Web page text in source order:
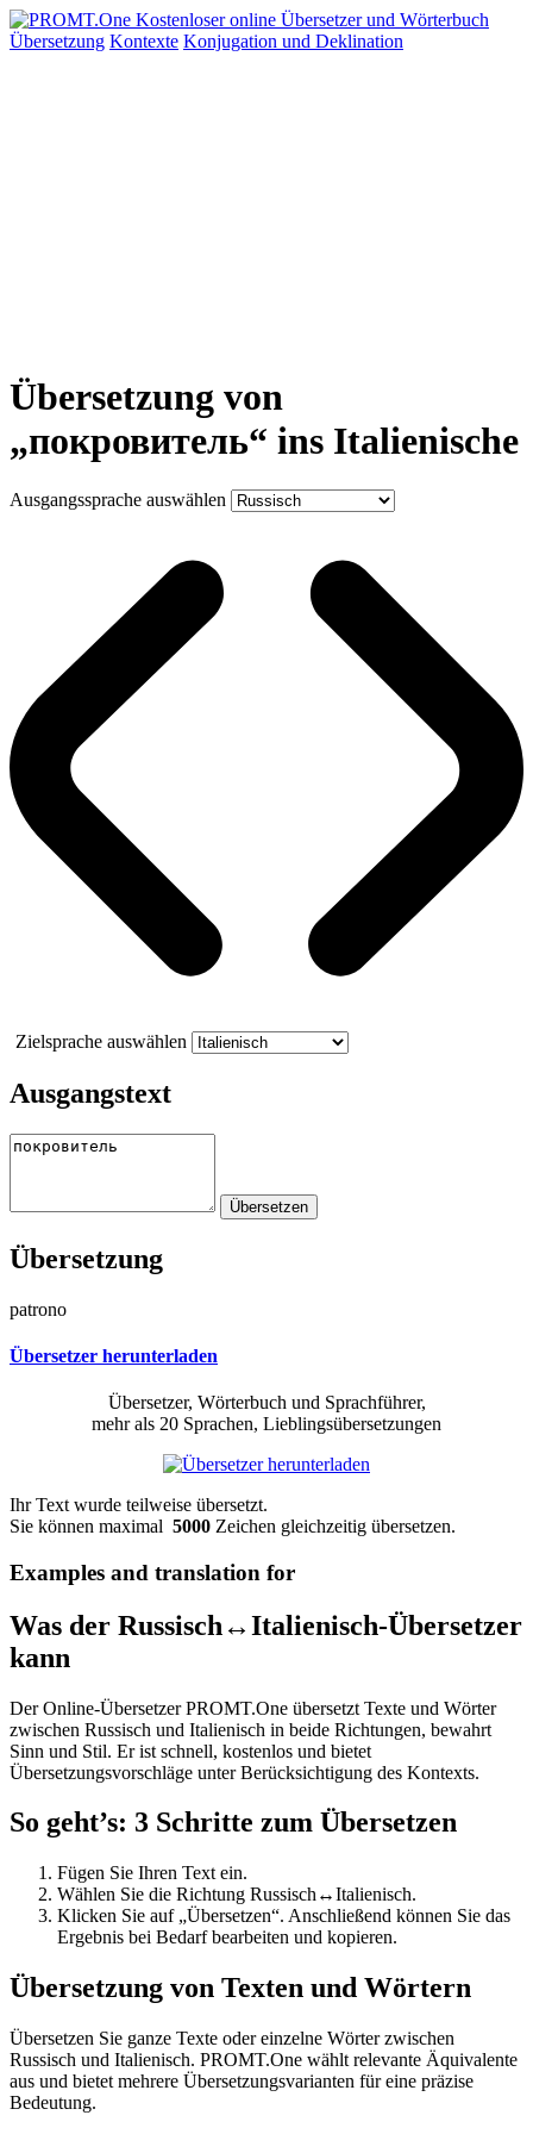
Übersetzung Kontexte Konjugation und Deklination
Übersetzung von
„покровитель“ ins Italienische
Ausgangssprache auswählen
Zielsprache auswählen
Ausgangstext
Übersetzung
patrono
Übersetzer herunterladen
Übersetzer, Wörterbuch und Sprachführer,
mehr als 20 Sprachen, Lieblingsübersetzungen
Ihr Text wurde teilweise übersetzt.
Sie können maximal 5000 Zeichen gleichzeitig übersetzen.
Examples and translation for
Was der Russisch↔Italienisch-Übersetzer
kann
Der Online-Übersetzer PROMT.One übersetzt Texte und Wörter
zwischen Russisch und Italienisch in beide Richtungen, bewahrt
Sinn und Stil. Er ist schnell, kostenlos und bietet
Übersetzungsvorschläge unter Berücksichtigung des Kontexts.
So geht’s: 3 Schritte zum Übersetzen
Fügen Sie Ihren Text ein.
Wählen Sie die Richtung Russisch↔Italienisch.
Klicken Sie auf „Übersetzen“. Anschließend können Sie das
Ergebnis bei Bedarf bearbeiten und kopieren.
Übersetzung von Texten und Wörtern
Übersetzen Sie ganze Texte oder einzelne Wörter zwischen
Russisch und Italienisch. PROMT.One wählt relevante Äquivalente
aus und bietet mehrere Übersetzungsvarianten für eine präzise
Bedeutung.